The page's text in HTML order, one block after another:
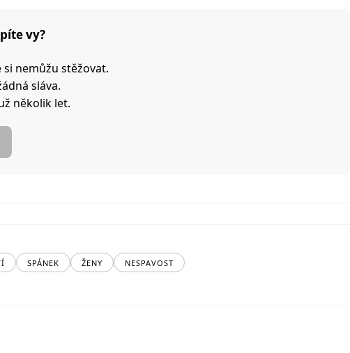
vy?
si nemůžu stěžovat.
sláva.
několik let.
SPÁNEK ŽENY NESPAVOST